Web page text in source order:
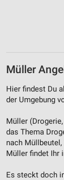
Müller
Hier findest Du
der Umgebung
Müller
das Thema
nach Müllbeutel,
Müller findet Ihr
Es steckt doch